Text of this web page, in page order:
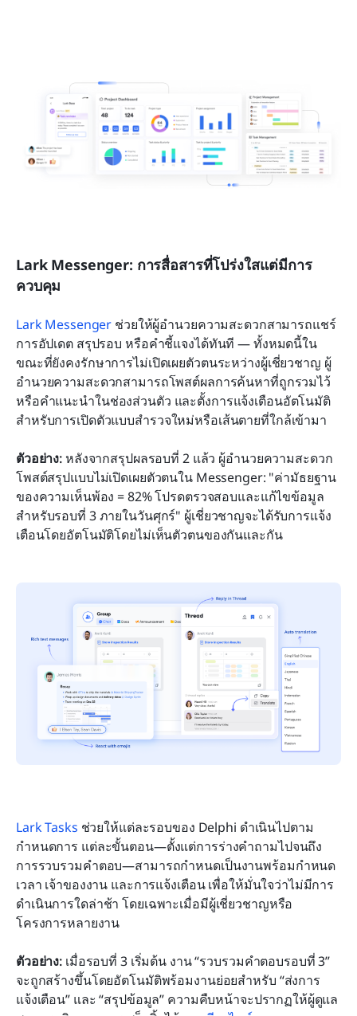
Lark Messenger: การสื่อสารที่โปร่งใสแต่มีการ
ควบคุม
Lark Messenger ช่วยให้ผู้อำนวยความสะดวกสามารถแชร์
การอัปเดต สรุปรอบ หรือคำชี้แจงได้ทันที — ทั้งหมดนี้ใน
ขณะที่ยังคงรักษาการไม่เปิดเผยตัวตนระหว่างผู้เชี่ยวชาญ ผู้
อำนวยความสะดวกสามารถโพสต์ผลการค้นหาที่ถูกรวมไว้
หรือคำแนะนำในช่องส่วนตัว และตั้งการแจ้งเตือนอัตโนมัติ
สำหรับการเปิดตัวแบบสำรวจใหม่หรือเส้นตายที่ใกล้เข้ามา
ตัวอย่าง: หลังจากสรุปผลรอบที่ 2 แล้ว ผู้อำนวยความสะดวก
โพสต์สรุปแบบไม่เปิดเผยตัวตนใน Messenger: "ค่ามัธยฐาน
ของความเห็นพ้อง = 82% โปรดตรวจสอบและแก้ไขข้อมูล
สำหรับรอบที่ 3 ภายในวันศุกร์" ผู้เชี่ยวชาญจะได้รับการแจ้ง
เตือนโดยอัตโนมัติโดยไม่เห็นตัวตนของกันและกัน
Lark Tasks ช่วยให้แต่ละรอบของ Delphi ดำเนินไปตาม
กำหนดการ แต่ละขั้นตอน—ตั้งแต่การร่างคำถามไปจนถึง
การรวบรวมคำตอบ—สามารถกำหนดเป็นงานพร้อมกำหนด
เวลา เจ้าของงาน และการแจ้งเตือน เพื่อให้มั่นใจว่าไม่มีการ
ดำเนินการใดล่าช้า โดยเฉพาะเมื่อมีผู้เชี่ยวชาญหรือ
โครงการหลายงาน
ตัวอย่าง: เมื่อรอบที่ 3 เริ่มต้น งาน “รวบรวมคำตอบรอบที่ 3”
จะถูกสร้างขึ้นโดยอัตโนมัติพร้อมงานย่อยสำหรับ “ส่งการ
แจ้งเตือน” และ “สรุปข้อมูล” ความคืบหน้าจะปรากฏให้ผู้ดูแล